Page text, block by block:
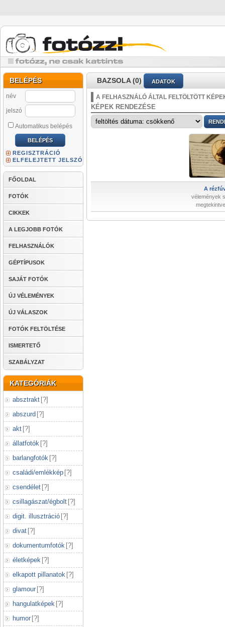
BELÉPÉS
név
jelszó
Automatikus belépés
REGISZTRÁCIÓ
ELFELEJTETT JELSZÓ
FŐOLDAL
FOTÓK
CIKKEK
A LEGJOBB FOTÓK
FELHASZNÁLÓK
GÉPTÍPUSOK
SAJÁT FOTÓK
ÚJ VÉLEMÉNYEK
ÚJ VÁLASZOK
FOTÓK FELTÖLTÉSE
ISMERTETŐ
SZABÁLYZAT
KATEGÓRIÁK
absztrakt [?]
abszurd [?]
akt [?]
állatfotók [?]
barlangfotók [?]
családi/emlékkép [?]
csendélet [?]
csillagászat/égbolt [?]
digit. illusztráció [?]
divat [?]
dokumentumfotók [?]
életképek [?]
elkapott pillanatok [?]
glamour [?]
hangulatképek [?]
humor [?]
BAZSOLA (0) ADATOK
A FELHASZNÁLÓ ÁLTAL FELTÖLTÖTT
KÉPEK RENDEZÉSE
A
vélemények